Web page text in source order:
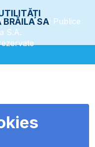
BRĂILA SA
de Utilități Publice
S.A.